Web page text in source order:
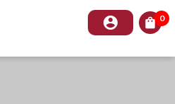
account_circle shopping_bag 0